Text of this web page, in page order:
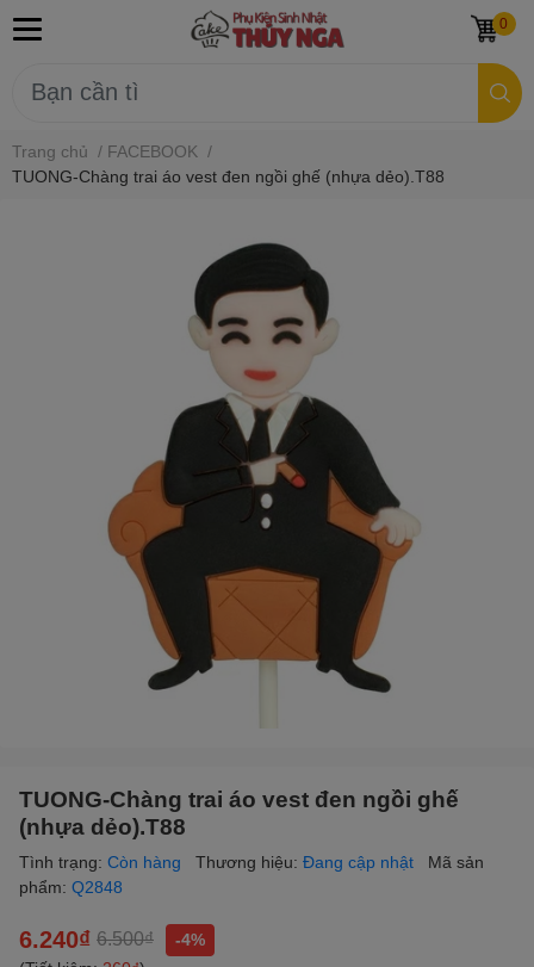
0
Trang chủ / FACEBOOK /
TUONG-Chàng trai áo vest đen ngồi ghế (nhựa dẻo).T88
TUONG-Chàng trai áo vest đen ngồi ghế
(nhựa dẻo).T88
Tình trạng: Còn hàng Thương hiệu: Đang cập nhật
Mã sản
phẩm: Q2848
6.240₫ 6.500₫
-4%